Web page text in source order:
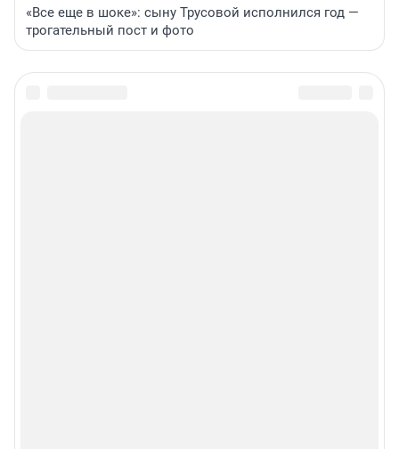
«Все еще в шоке»: сыну Трусовой исполнился год —
трогательный пост и фото